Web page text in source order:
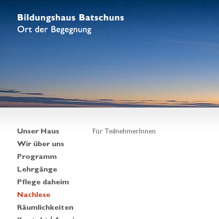
Unser Haus
Wir über uns
Programm
Lehrgänge
Pflege daheim
Nachlese
Räumlichkeiten
Für TeilnehmerInnen